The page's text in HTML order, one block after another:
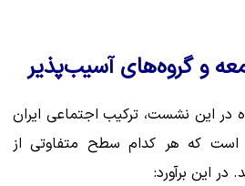
و گروه‌های آسیب‌پذیر
در این نشست، ترکیب اجتماعی ایران
است که هر کدام سطح متفاوتی از
در این برآورد: